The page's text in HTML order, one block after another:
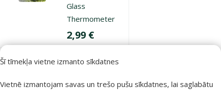
Šī tīmekļa vietne izmanto sīkdatnes
Vietnē izmantojam savas un trešo pušu sīkdatnes, lai saglabātu
Glass
Thermometer
Cena
2,99 €
Noliktavā